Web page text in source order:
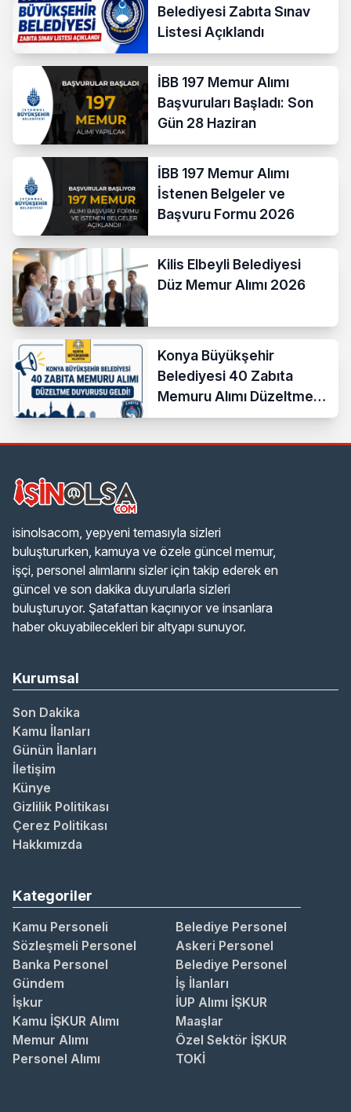
Belediyesi Zabıta Sınav
Listesi Açıklandı
İBB 197 Memur Alımı
Başvuruları Başladı: Son
Gün 28 Haziran
İBB 197 Memur Alımı
İstenen Belgeler ve
Başvuru Formu 2026
Kilis Elbeyli Belediyesi
Düz Memur Alımı 2026
Konya Büyükşehir
Belediyesi 40 Zabıta
Memuru Alımı Düzeltme
Duyurusu Geldi!
isinolsacom, yepyeni temasıyla sizleri
buluştururken, kamuya ve özele güncel memur,
işçi, personel alımlarını sizler için takip ederek en
güncel ve son dakika duyurularla sizleri
buluşturuyor. Şatafattan kaçınıyor ve insanlara
haber okuyabilecekleri bir altyapı sunuyor.
Kurumsal
Son Dakika
Kamu İlanları
Günün İlanları
İletişim
Künye
Gizlilik Politikası
Çerez Politikası
Hakkımızda
Kategoriler
Kamu Personeli
Belediye Personel
Sözleşmeli Personel
Askeri Personel
Banka Personel
Belediye Personel
Gündem
İş İlanları
İşkur
İUP Alımı İŞKUR
Kamu İŞKUR Alımı
Maaşlar
Memur Alımı
Özel Sektör İŞKUR
Personel Alımı
TOKİ